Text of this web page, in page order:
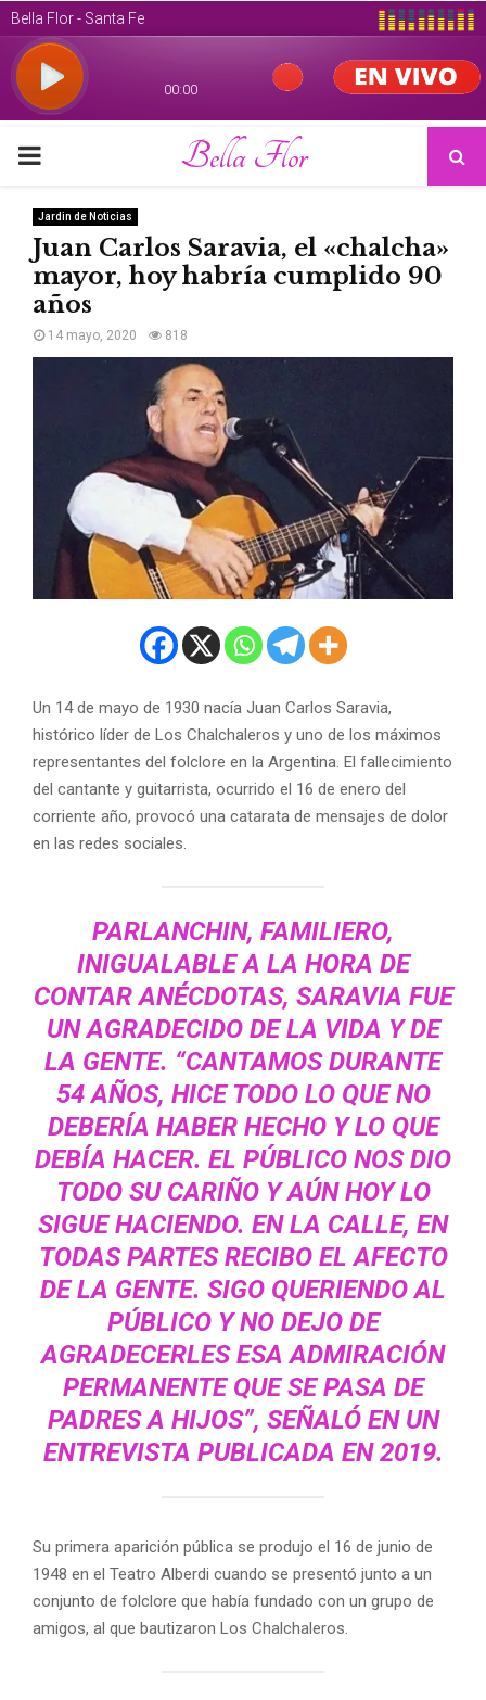
PRIMARY
MENU
Bella Flor
Jardin de Noticias
Juan Carlos Saravia, el «chalcha»
mayor, hoy habría cumplido 90
años
14 mayo, 2020 818
Un 14 de mayo de 1930 nacía Juan Carlos Saravia,
histórico líder de Los Chalchaleros y uno de los máximos
representantes del folclore en la Argentina. El fallecimiento
del cantante y guitarrista, ocurrido el 16 de enero del
corriente año, provocó una catarata de mensajes de dolor
en las redes sociales.
PARLANCHIN, FAMILIERO,
INIGUALABLE A LA HORA DE
CONTAR ANÉCDOTAS, SARAVIA FUE
UN AGRADECIDO DE LA VIDA Y DE
LA GENTE. “CANTAMOS DURANTE
54 AÑOS, HICE TODO LO QUE NO
DEBERÍA HABER HECHO Y LO QUE
DEBÍA HACER. EL PÚBLICO NOS DIO
TODO SU CARIÑO Y AÚN HOY LO
SIGUE HACIENDO. EN LA CALLE, EN
TODAS PARTES RECIBO EL AFECTO
DE LA GENTE. SIGO QUERIENDO AL
PÚBLICO Y NO DEJO DE
AGRADECERLES ESA ADMIRACIÓN
PERMANENTE QUE SE PASA DE
PADRES A HIJOS”, SEÑALÓ EN UN
ENTREVISTA PUBLICADA EN 2019.
Su primera aparición pública se produjo el 16 de junio de
1948 en el Teatro Alberdi cuando se presentó junto a un
conjunto de folclore que había fundado con un grupo de
amigos, al que bautizaron Los Chalchaleros.